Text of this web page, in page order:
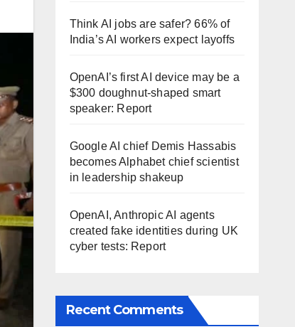
Think AI jobs are safer? 66% of
India’s AI workers expect layoffs
OpenAI’s first AI device may be a
$300 doughnut-shaped smart
speaker: Report
Google AI chief Demis Hassabis
becomes Alphabet chief scientist
in leadership shakeup
OpenAI, Anthropic AI agents
created fake identities during UK
cyber tests: Report
Recent Comments